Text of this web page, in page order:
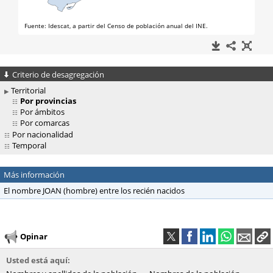
Criterio de desagregación
Territorial
Por provincias
Por ámbitos
Por comarcas
Por nacionalidad
Temporal
Más información
El nombre JOAN (hombre) entre los recién nacidos
Opinar
Usted está aquí: